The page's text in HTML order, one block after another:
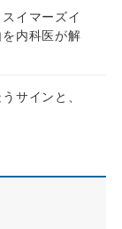
イマーズイ
内科医が解
サインと、